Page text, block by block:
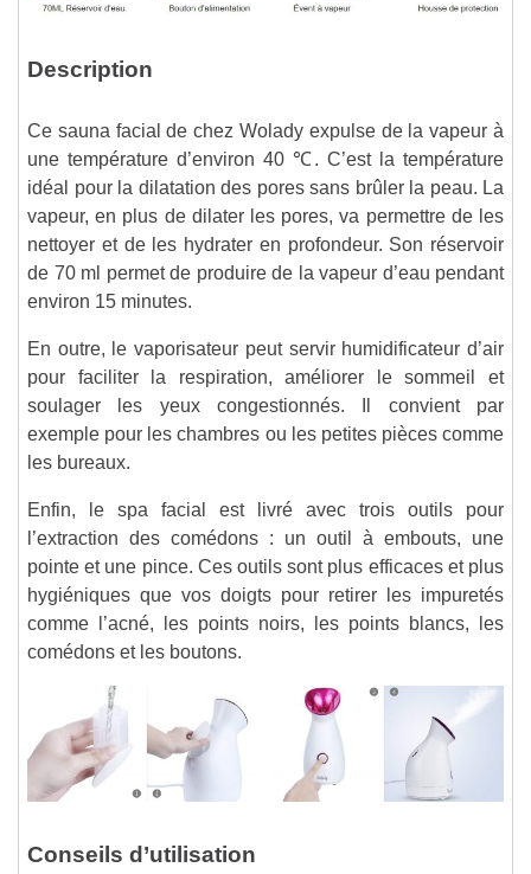
Description
Ce sauna facial de chez Wolady expulse de la vapeur à
une température d’environ 40 ℃. C’est la température
idéal pour la dilatation des pores sans brûler la peau. La
vapeur, en plus de dilater les pores, va permettre de les
nettoyer et de les hydrater en profondeur. Son réservoir
de 70 ml permet de produire de la vapeur d’eau pendant
environ 15 minutes.
En outre, le vaporisateur peut servir humidificateur d’air
pour faciliter la respiration, améliorer le sommeil et
soulager les yeux congestionnés. Il convient par
exemple pour les chambres ou les petites pièces comme
les bureaux.
Enfin, le spa facial est livré avec trois outils pour
l’extraction des comédons : un outil à embouts, une
pointe et une pince. Ces outils sont plus efficaces et plus
hygiéniques que vos doigts pour retirer les impuretés
comme l’acné, les points noirs, les points blancs, les
comédons et les boutons.
Conseils d’utilisation